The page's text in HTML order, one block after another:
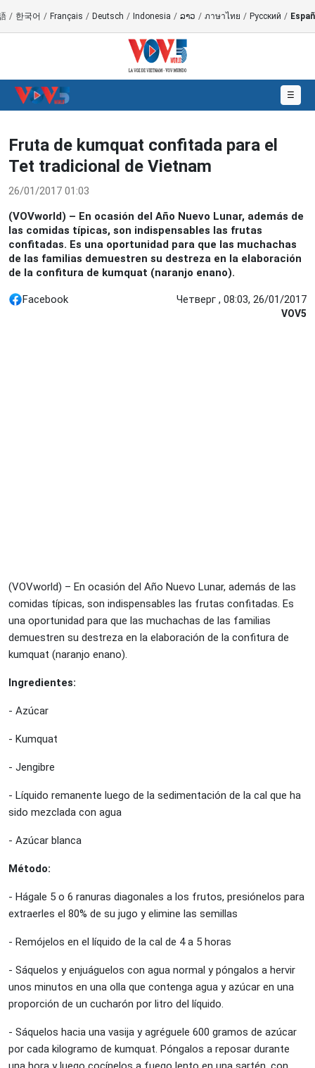
/ 한국어 / Français / Deutsch / Indonesia / ລາວ / ภาษาไทย / Русский /
☰
Fruta de kumquat confitada para el
Tet tradicional de Vietnam
26/01/2017 01:03
(VOVworld) – En ocasión del Año Nuevo Lunar, además de
las comidas típicas, son indispensables las frutas
confitadas. Es una oportunidad para que las muchachas
de las familias demuestren su destreza en la elaboración
de la confitura de kumquat (naranjo enano).
Facebook Четверг , 08:03, 26/01/2017
VOV5
(VOVworld) – En ocasión del Año Nuevo Lunar, además de las
comidas típicas, son indispensables las frutas confitadas. Es
una oportunidad para que las muchachas de las familias
demuestren su destreza en la elaboración de la confitura de
kumquat (naranjo enano).
Ingredientes:
- Azúcar
- Kumquat
- Jengibre
- Líquido remanente luego de la sedimentación de la cal que ha
sido mezclada con agua
- Azúcar blanca
Método:
- Hágale 5 o 6 ranuras diagonales a los frutos, presiónelos para
extraerles el 80% de su jugo y elimine las semillas
- Remójelos en el líquido de la cal de 4 a 5 horas
- Sáquelos y enjuáguelos con agua normal y póngalos a hervir
unos minutos en una olla que contenga agua y azúcar en una
proporción de un cucharón por litro del líquido.
- Sáquelos hacia una vasija y agréguele 600 gramos de azúcar
por cada kilogramo de kumquat. Póngalos a reposar durante